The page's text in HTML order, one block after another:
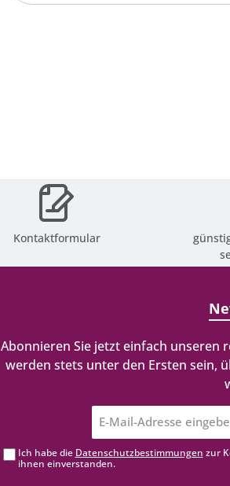
Kontaktformular
Abonnieren Sie jetzt einfach unseren
werden stets unter den Ersten sein,
Ich habe die Datenschutzbestimmungen zur
ihnen einverstanden.